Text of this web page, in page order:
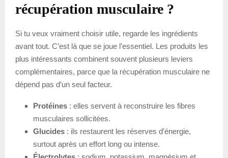
récupération musculaire ?
Si tu veux vraiment choisir utile, regarde les ingrédients
avant tout. C’est là que se joue l’essentiel. Les produits les
plus intéressants combinent souvent plusieurs leviers
complémentaires, parce que la récupération musculaire ne
dépend pas d’un seul facteur.
Protéines : elles servent à reconstruire les fibres
musculaires sollicitées.
Glucides : ils restaurent les réserves d’énergie,
surtout après un effort long ou intense.